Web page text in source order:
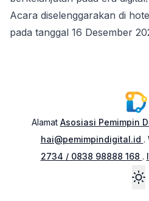
Acara diselenggarakan di
pada tanggal 16 Desember
Alamat Asosiasi Pemimpin
hai@pemimpindigital.id .
2734 / 0838 98888 168 .